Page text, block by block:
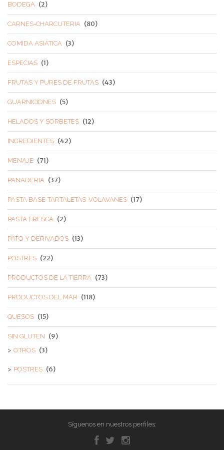
BODEGA (2)
CARNES-CHARCUTERIA (80)
COMIDA ASIÁTICA (3)
ESPECIAS (1)
FRUTAS Y PURES DE FRUTAS (43)
GUARNICIONES (5)
HELADOS Y SORBETES (12)
INGREDIENTES (42)
MENAJE (71)
PANADERIA (37)
PASTA BASE-TARTALETAS-VOLAVANES (17)
PASTA FRESCA (2)
PATO Y DERIVADOS (13)
POSTRES (22)
PRODUCTOS DE LA TIERRA (73)
PRODUCTOS DEL MAR (118)
QUESOS (15)
SIN GLUTEN (9)
OTROS (3)
POSTRES (6)
Síguenos en nuestros perfiles: